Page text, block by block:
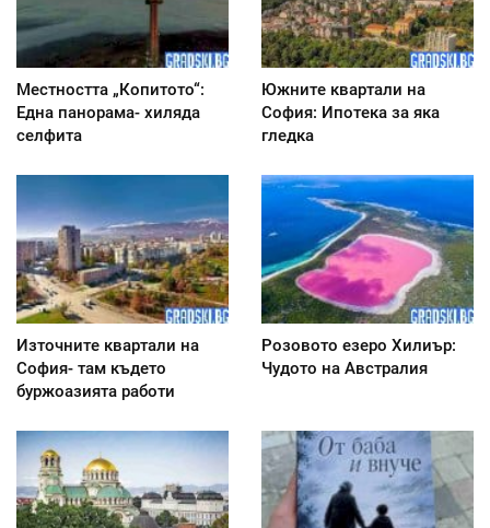
Местността „Копитото“:
Една панорама- хиляда
селфита
Южните квартали на
София: Ипотека за яка
гледка
Източните квартали на
София- там където
буржоазията работи
Розовото езеро Хилиър:
Чудото на Австралия